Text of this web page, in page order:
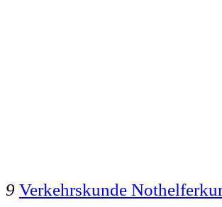
9 Verkehrskunde